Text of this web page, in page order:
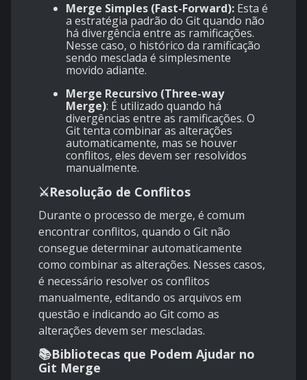
Merge Simples (Fast-Forward): Esta é
a estratégia padrão do Git quando não
há divergência entre as ramificações.
Nesse caso, o histórico da ramificação
sendo mesclada é simplesmente
movido adiante.
Merge Recursivo (Three-way
Merge): É utilizado quando há
divergências entre as ramificações. O
Git tenta combinar as alterações
automaticamente, mas se houver
conflitos, eles devem ser resolvidos
manualmente.
⚔️Resolução de Conflitos
Durante o processo de merge, é comum
encontrar conflitos, quando o Git não
consegue determinar automaticamente
como combinar as alterações. Nesses casos,
é necessário resolver os conflitos
manualmente, editando os arquivos em
questão e indicando ao Git como as
alterações devem ser mescladas.
📚Bibliotecas que Podem Ajudar no
Git Merge